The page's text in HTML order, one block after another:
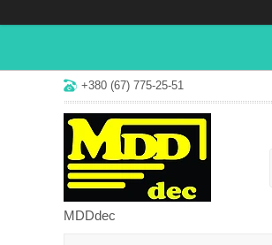
+380 (67) 775-25-51
MDDdec